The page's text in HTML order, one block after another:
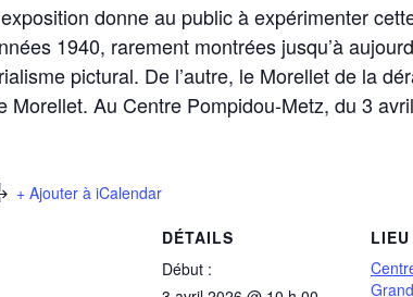
donne au public à expérimenter
1940, rarement montrées jusqu’à
pictural. De l’autre, le Morellet de la
Au Centre Pompidou-Metz, du 3
+ Ajouter à iCalendar
DÉTAILS
Début :
LIEU